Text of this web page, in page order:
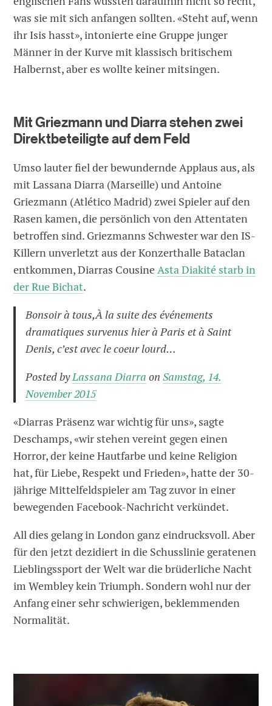
was sie mit sich anfangen sollten. «Steht auf, wenn
ihr Isis hasst», intonierte eine Gruppe junger
Männer in der Kurve mit klassisch britischem
Halbernst, aber es wollte keiner mitsingen.
Mit Griezmann und Diarra stehen zwei
Direktbeteiligte auf dem Feld
Umso lauter fiel der bewundernde Applaus aus, als
mit Lassana Diarra (Marseille) und Antoine
Griezmann (Atlético Madrid) zwei Spieler auf den
Rasen kamen, die persönlich von den Attentaten
betroffen sind. Griezmanns Schwester war den IS-
Killern unverletzt aus der Konzerthalle Bataclan
entkommen, Diarras Cousine Asta Diakité starb in
der Rue Bichat.
Bonsoir à tous,À la suite des événements
dramatiques survenus hier à Paris et à Saint
Denis, c’est avec le coeur lourd…
Posted byLassana Diarra onSamstag, 14.
November 2015
«Diarras Präsenz war wichtig für uns», sagte
Deschamps, «wir stehen vereint gegen einen
Horror, der keine Hautfarbe und keine Religion
hat, für Liebe, Respekt und Frieden», hatte der 30-
jährige Mittelfeldspieler am Tag zuvor in einer
bewegenden Facebook-Nachricht verkündet.
All dies gelang in London ganz eindrucksvoll. Aber
für den jetzt dezidiert in die Schusslinie geratenen
Lieblingssport der Welt war die brüderliche Nacht
im Wembley kein Triumph. Sondern wohl nur der
Anfang einer sehr schwierigen, beklemmenden
Normalität.